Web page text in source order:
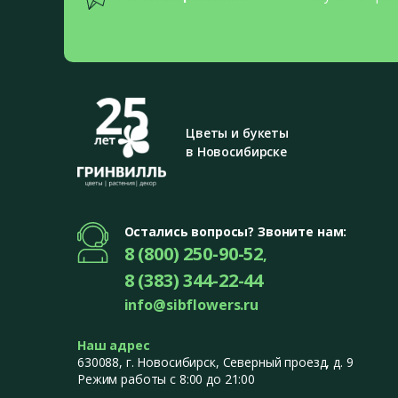
Огурцы
Цветы и букеты
в Новосибирске
Остались вопросы? Звоните нам:
8 (800) 250-90-52,
8 (383) 344-22-44
info@sibflowers.ru
Наш адрес
630088, г. Новосибирск, Северный проезд, д. 9
Режим работы с 8:00 до 21:00